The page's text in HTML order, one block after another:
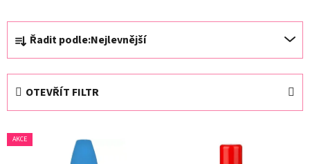
Ř
a
z
n
í
p
Řadit podle:Nejlevnější
OTEVŘÍT FILTR
V
ý
AKCE